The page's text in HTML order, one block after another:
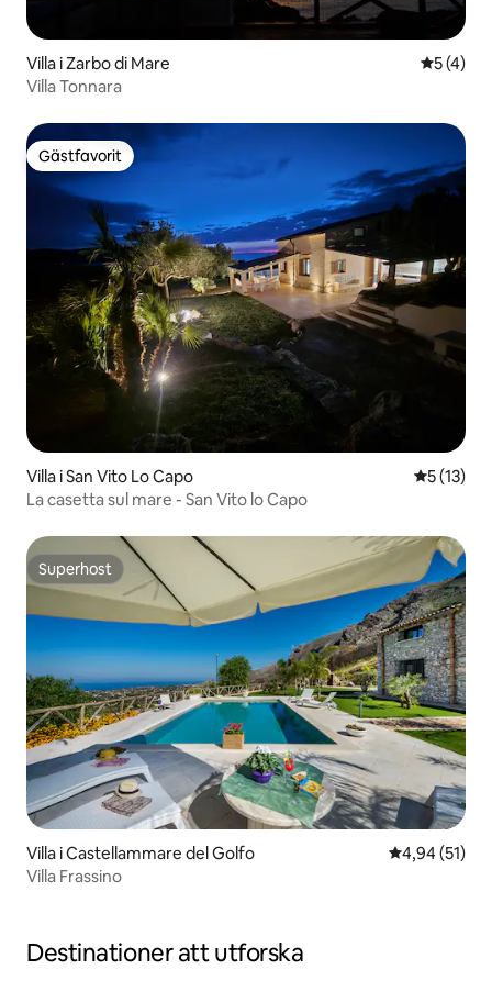
Villa i Zarbo di Mare 5 av 5 i
5 (4)
Villa Tonnara
Gästfavorit
Gästfavorit
Villa i San Vito Lo Capo 5 av 5 i
5 (13)
La casetta sul mare - San Vito lo Capo
Superhost
Superhost
Villa i Castellammare del Golfo 4,94 av 5 i
4,94 (51)
Villa Frassino
Destinationer att utforska